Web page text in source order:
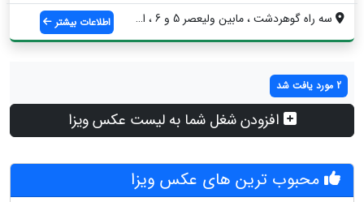
سه راه گوهردشت ، مابین ولیعصر 5 و 6 ، اس... اطلاعات بیشتر
2 مورد یافت شد
افزودن شغل شما به لیست عکس ویزا
محبوب ترین های عکس ویزا